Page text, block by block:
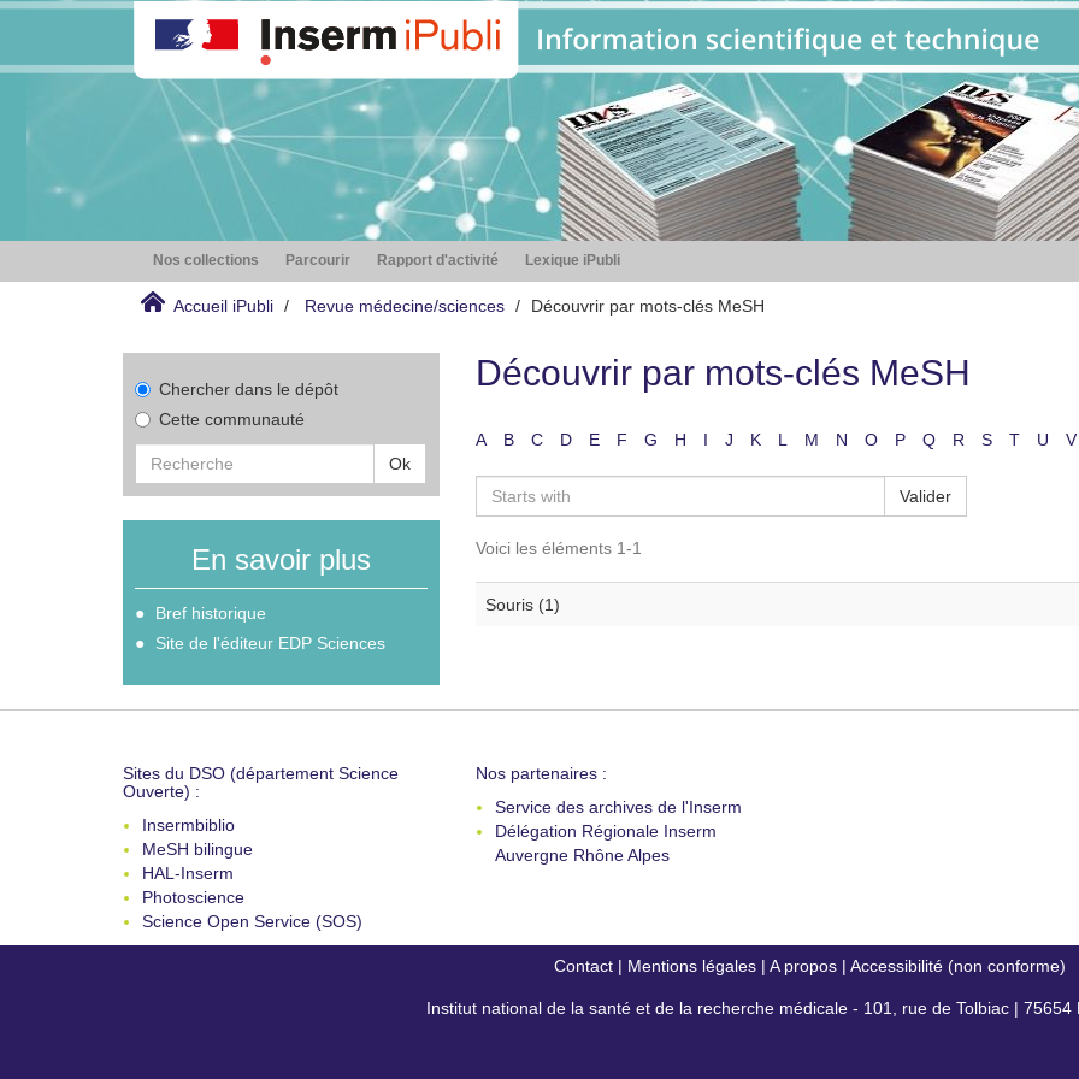
Nos collections Parcourir Rapport d'activité Lexique iPubli
Accueil iPubli Revue médecine/sciences Découvrir par mots-clés MeSH
Chercher dans le dépôt
Cette communauté
Ok
En savoir plus
Bref historique
Site de l'éditeur EDP Sciences
Découvrir par mots-clés MeSH
A B C D E F G H I J K L M N O P Q R S T U V
Valider
Voici les éléments 1-1
Souris (1)
Sites du DSO (département Science
Ouverte) :
Insermbiblio
MeSH bilingue
HAL-Inserm
Photoscience
Science Open Service (SOS)
Nos partenaires :
Service des archives de l'Inserm
Délégation Régionale Inserm
Auvergne Rhône Alpes
Contact| Mentions légales| A propos| Accessibilité (non conforme)
Institut national de la santé et de la recherche médicale - 101, rue de Tolbiac | 75654